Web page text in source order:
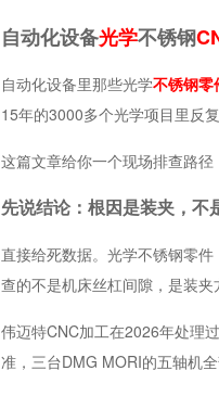
自动化设备光学不锈钢
自动化设备里那些光学不锈钢零
15年的3000多个光学项目里反复
这篇文章给你一个现场排查路
先说结论：根因是装夹，不
直接给死数据。光学不锈钢零
查的不是机床丝杠间隙，是装夹
伟迈特CNC加工在2026年处理
准，三台DMG MORI的五轴机